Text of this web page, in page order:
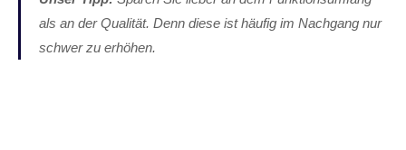
als an der Qualität. Denn diese ist häufig im Nachgang nur
schwer zu erhöhen.